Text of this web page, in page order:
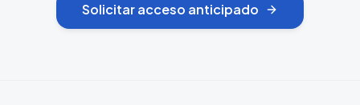
Solicitar acceso anticipado